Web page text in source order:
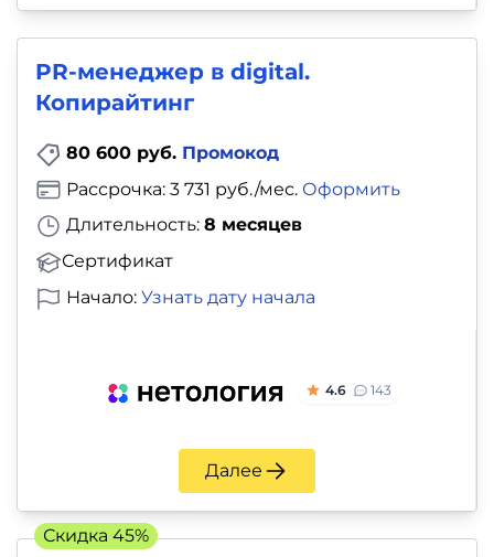
PR-менеджер в digital.
Копирайтинг
80 600 руб. Промокод
Длительность: 8 месяцев
Сертификат
Рассрочка: 3 731 руб./мес. Оформить
Начало: Узнать дату начала
4.6 143
Далее
Скидка 45%